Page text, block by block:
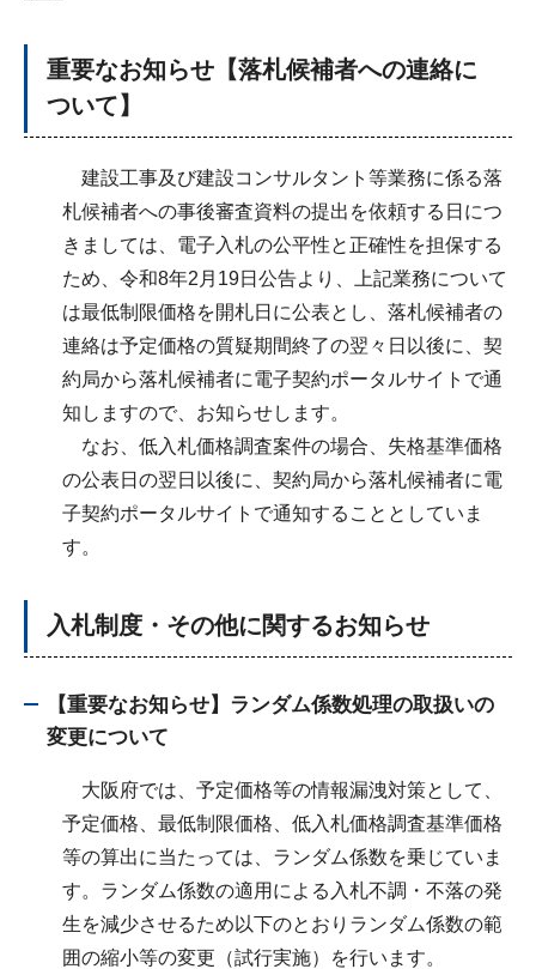
重要なお知らせ【落札候補者への連絡に
ついて】
建設工事及び建設コンサルタント等業務に係る落
札候補者への事後審査資料の提出を依頼する日につ
きましては、電子入札の公平性と正確性を担保する
ため、令和8年2月19日公告より、上記業務について
は最低制限価格を開札日に公表とし、落札候補者の
連絡は予定価格の質疑期間終了の翌々日以後に、契
約局から落札候補者に電子契約ポータルサイトで通
知しますので、お知らせします。
なお、低入札価格調査案件の場合、失格基準価格
の公表日の翌日以後に、契約局から落札候補者に電
子契約ポータルサイトで通知することとしていま
す。
入札制度・その他に関するお知らせ
【重要なお知らせ】 ランダム係数処理の取扱いの
変更について
大阪府では、予定価格等の情報漏洩対策として、
予定価格、最低制限価格、低入札価格調査基準価格
等の算出に当たっては、ランダム係数を乗じていま
す。ランダム係数の適用による入札不調・不落の発
生を減少させるため以下のとおりランダム係数の範
囲の縮小等の変更（試行実施）を行います。